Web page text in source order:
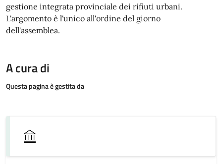
gestione integrata provinciale dei rifiuti urbani.
L'argomento è l'unico all'ordine del giorno
dell'assemblea.
A cura di
Questa pagina è gestita da